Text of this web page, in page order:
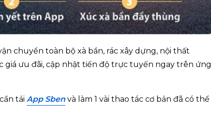
chuyển toàn bộ xà bần, rác xây dựng, nội thất
giá ưu đãi, cập nhật tiến độ trực tuyến ngay trên ứng
tải App Sben và làm 1 vài thao tác cơ bản đã có thể